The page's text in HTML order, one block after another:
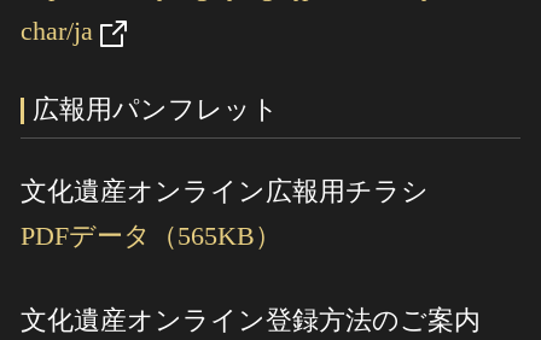
char/ja
広報用パンフレット
文化遺産オンライン広報用チラシ
PDFデータ（565KB）
文化遺産オンライン登録方法のご案内